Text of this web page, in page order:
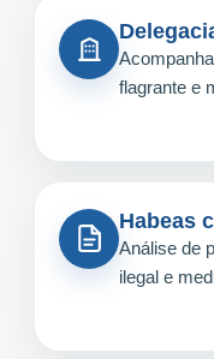
flagrante e
Habeas
Análise de
ilegal e